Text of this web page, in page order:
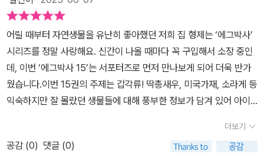
하러 떠나셔도 좋을 듯 해요.​그럼 저는 여기까지.안녀엉.#에그박사,
#에그박사책, #생물, #자연생물관찰, #생물도감, #초등추천도서, #
초등과학, #초등책추천, #미래엔, #미래엔아이세움, #엄마표책육아
고하는 데 그치지 않고, 생명 자체에 대한 태도를 묻는다. 왜래종을 먹
이로 삼는 수달, 그리고 그 수달이 멸종위기 1급이라는 사실은 아이들
과 함께 읽으며 더 깊은 대화를 나누게 만든다.읽을 때는 귀엽고 웃기
고 신기하지만, 책장을 덮고 나면 생명의 무게가 느껴지는 책.《에그박
사 15》는 단순한 생물도감이나 만화가 아니다. 자연을 배울 기회를
주고, 생명을 바라보는 눈을 키워주는 소중한 책이다. 생물을 자주 보
더 몰입하며 읽었어요. 그때 봤던 건 우리나라 토종 가재였고, 이번 책
에서 새롭게 알게 된 미국가재는 외래종이자 생태계 교란 생물이라는
점이 충격적이었어요. 에그박사를 통해 미국가재가 퍼뜨릴 수 있는
곰팡이균, 녹조 현상, 농작물 피해 등에 대해서도 자연스럽게 배우게
되었어요.또 아이들이 특히 좋아했던 부분은 갑각류의 신체 구조 비
교였어요. 새우의 턱다리가 세 쌍이나 있다는 사실, 게에게 헤엄다리
가 있다는 사실은 책을 통해서 처음 알게 되었어요. 에그박사는 늘 아
이들의 눈높이에서 설명해줘서 어려운 과학 정보도 술술 이해하게 만
들어줘요.이번 권을 읽으며 생태계 교란 생물에 대한 경각심도 함께
어릴 때부터 자연생물을 유난히 좋아했던 저희 집 형제는 ‘에그박사’
시리즈를 정말 사랑해요. 신간이 나올 때마다 꼭 구입해서 소장 중인
데, 이번 ‘에그박사 15’는 서포터즈로 먼저 만나보게 되어 더욱 반가
웠습니다.이번 15권의 주제는 갑각류! 딱총새우, 미국가재, 소라게 등
익숙하지만 잘 몰랐던 생물들에 대해 풍부한 정보가 담겨 있어 아이
재 이야기는 아이들에게 환경에 대한 경각심을 자연스럽게 심어주는
계기가 되었답니다.단순한 학습만화가 아니라, 생물 정보, 생생 사진,
더보기
공감 (0) 댓글 (0)